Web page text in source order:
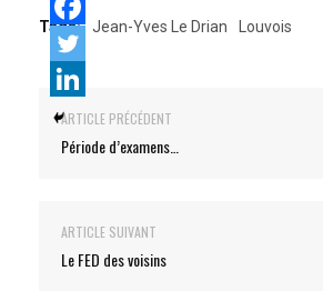
Tags: Jean-Yves Le Drian Louvois
ARTICLE PRÉCÉDENT
Période d’examens…
ARTICLE SUIVANT
Le FED des voisins